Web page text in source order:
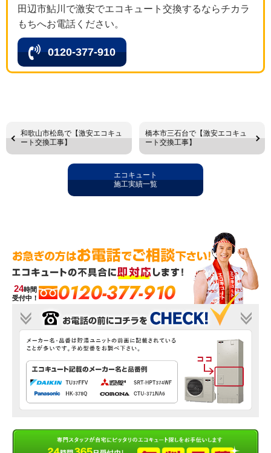
田辺市鮎川で激安でエコキュート交換するならチカラ
もちへお電話ください。
0120-377-910
和歌山市松島で【激安エコキュ
ート交換工事】
橋本市三石台で【激安エコキュ
ート交換工事】
エコキュート
施工実績一覧
24時間
受付中！
0120-377-910